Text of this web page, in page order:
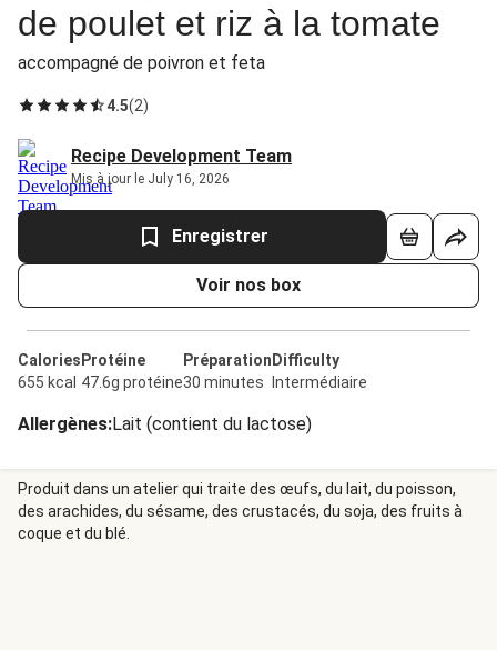
de poulet et riz à la tomate
accompagné de poivron et feta
4.5(2)
Recipe Development Team
Mis à jour le July 16, 2026
Enregistrer
Voir nos box
Calories
655 kcal
Protéine
47.6g protéine
Préparation
30 minutes
Difficulty
Intermédiaire
Allergènes:Lait (contient du lactose)
Produit dans un atelier qui traite des œufs, du lait, du poisson,
des arachides, du sésame, des crustacés, du soja, des fruits à
coque et du blé.